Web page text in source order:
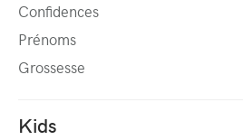
Confidences
Prénoms
Grossesse
Kids